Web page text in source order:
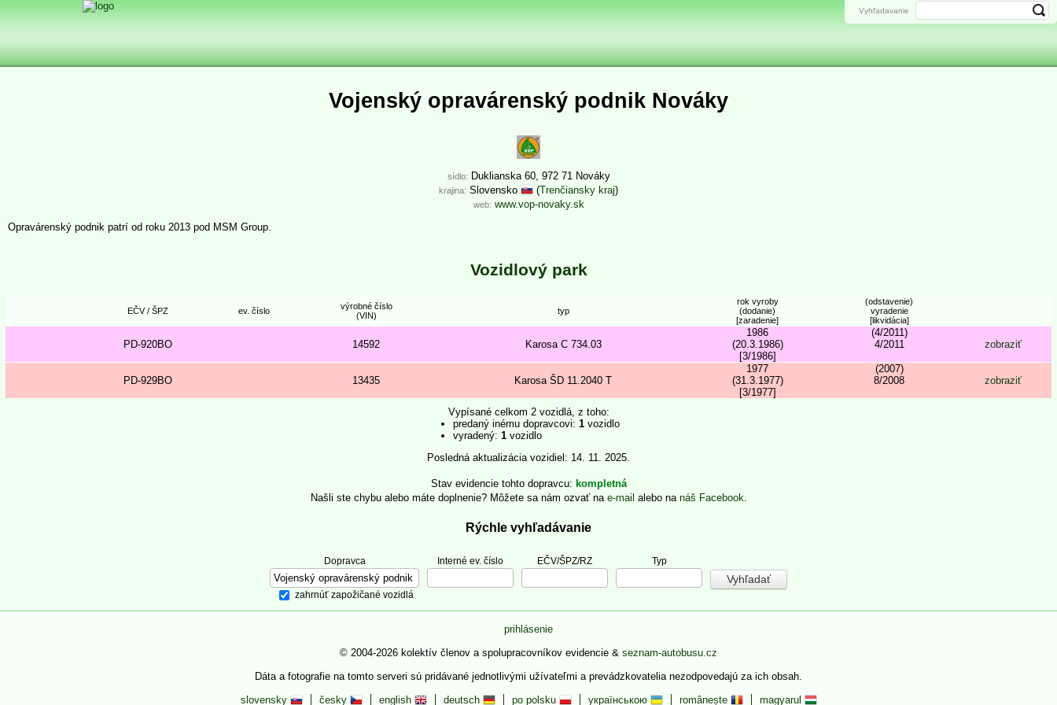
Vojenský opravárenský podnik Nováky
sídlo: Duklianska 60, 972 71 Nováky
krajina: Slovensko (Trenčiansky kraj)
web: www.vop-novaky.sk
Opravárenský podnik patrí od roku 2013 pod MSM Group.
Vozidlový park
EČV / ŠPZ ev. číslo
výrobné číslo
(VIN)
typ
rok vyroby
(dodanie)
[zaradenie]
(odstavenie)
vyradenie
[likvidácia]
PD-920BO 14592 Karosa C 734.03
1986
(20.3.1986)
[3/1986]
(4/2011)
4/2011
zobraziť
PD-929BO 13435 Karosa ŠD 11.2040 T
1977
(31.3.1977)
[3/1977]
(2007)
8/2008
zobraziť
Vypísané celkom 2 vozidlá, z toho:
predaný inému dopravcovi: 1 vozidlo
vyradený: 1 vozidlo
Posledná aktualizácia vozidiel: 14. 11. 2025.
Stav evidencie tohto dopravcu
kompletná
Našli ste chybu alebo máte doplnenie? Môžete sa nám ozvať na e-mail alebo na náš Facebook.
Rýchle vyhľadávanie
Dopravca
zahrnúť zapožičané vozidlá
Interné ev. číslo EČV/ŠPZ/RZ Typ
Vyhľadavanie
prihlásenie
© 2004-2026 kolektív členov a spolupracovníkov evidencie & seznam-autobusu.cz
Dáta a fotografie na tomto serveri sú pridávané jednotlivými užívateľmi a prevádzkovatelia nezodpovedajú za ich obsah.
slovensky
česky english deutsch po polsku українською românește magyarul